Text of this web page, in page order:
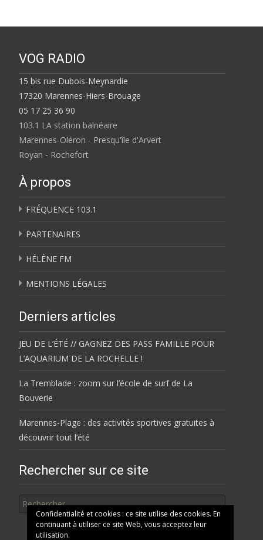
VOG RADIO
15 bis rue Dubois-Meynardie
17320 Marennes-Hiers-Brouage
05 17 25 36 90
103.1 LA station balnéaire
Marennes-Oléron - Presqu'île d'Arvert
Royan - Rochefort
À propos
FRÉQUENCE 103.1
PARTENAIRES
HÉLÈNE FM
MENTIONS LÉGALES
Derniers articles
JEU DE L’ÉTÉ // GAGNEZ DES PASS FAMILLE POUR
L’AQUARIUM DE LA ROCHELLE !
La Tremblade : zoom sur l’école de surf de La
Bouverie
Marennes-Plage : des activités sportives gratuites à
découvrir tout l’été
Rechercher sur ce site
Confidentialité et cookies : ce site utilise des cookies. En
continuant à utiliser ce site Web, vous acceptez leur
utilisation.